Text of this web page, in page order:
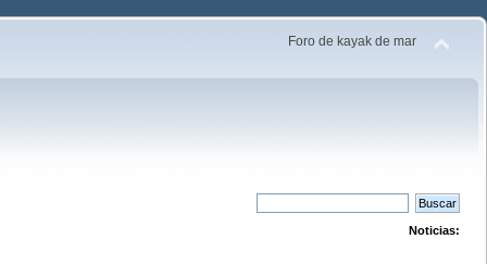
Foro de kayak de mar
Noticias: